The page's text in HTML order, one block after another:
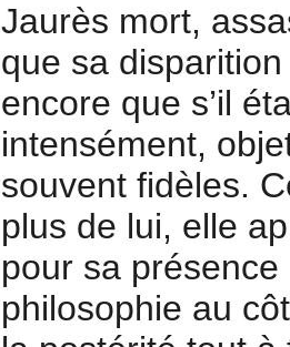
Jaurès mort,
que sa
encore que s’il
intensément,
souvent fidèles.
plus de lui, elle
pour sa présence
philosophie au